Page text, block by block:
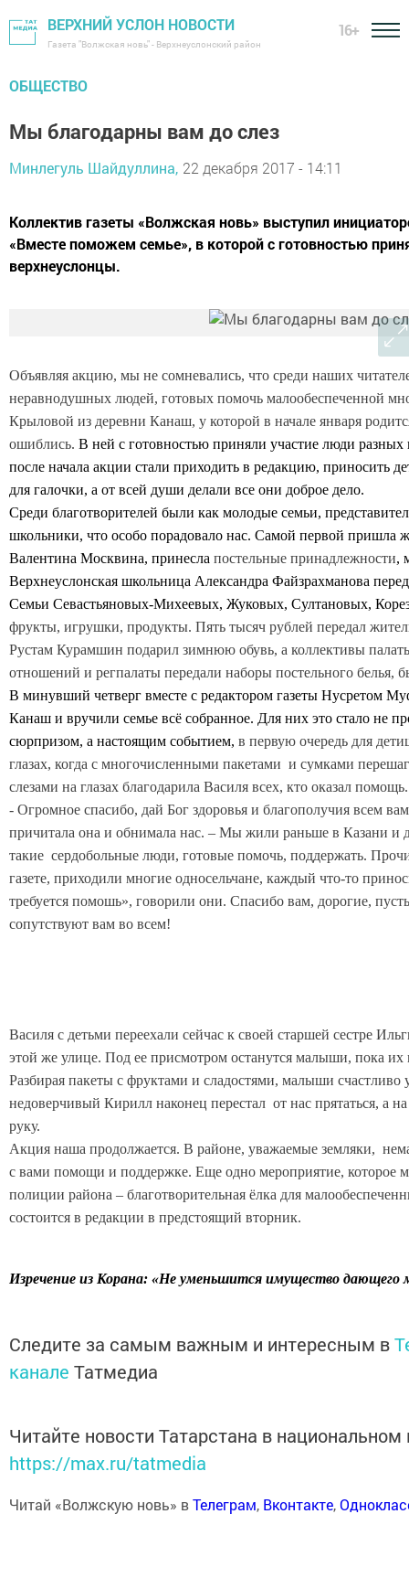
ВЕРХНИЙ УСЛОН НОВОСТИ
Газета "Волжская новь" - Верхнеуслонский район
16+
ОБЩЕСТВО
Мы благодарны вам до слез
Минлегуль Шайдуллина, 22 декабря 2017 - 14:11
Коллектив газеты «Волжская новь» выступил
«Вместе поможем семье», в которой с готовностью
верхнеуслонцы.
Объявляя акцию, мы не сомневались, что среди наших
неравнодушных людей, готовых помочь малообеспеченной
Крыловой из деревни Канаш, у которой в начале января
ошиблись. В ней с готовностью приняли участие люди
после начала акции стали приходить в редакцию, приносить
для галочки, а от всей души делали все они доброе дело.
Среди благотворителей были как молодые семьи,
школьники, что особо порадовало нас. Самой первой пришла
Валентина Москвина, принесла постельные принадлежности,
Верхнеуслонская школьница Александра Файзрахманова
Семьи Севастьяновых-Михеевых, Жуковых, Султановых,
фрукты, игрушки, продукты. Пять тысяч рублей передал
Рустам Курамшин подарил зимнюю обувь, а коллективы
отношений и регпалаты передали наборы постельного белья,
В минувший четверг вместе с редактором газеты Нусретом
Канаш и вручили семье всё собранное. Для них это стало не
сюрпризом, а настоящим событием, в первую очередь для
глазах, когда с многочисленными пакетами и сумками
слезами на глазах благодарила Василя всех, кто оказал помощь.
- Огромное спасибо, дай Бог здоровья и благополучия всем
причитала она и обнимала нас. – Мы жили раньше в Казани и
такие сердобольные люди, готовые помочь, поддержать.
газете, приходили многие односельчане, каждый что-то
требуется помошь», говорили они. Спасибо вам, дорогие,
сопутствуют вам во всем!
Василя с детьми переехали сейчас к своей старшей сестре
этой же улице. Под ее присмотром останутся малыши, пока их
Разбирая пакеты с фруктами и сладостями, малыши счастливо
недоверчивый Кирилл наконец перестал от нас прятаться, а
руку.
Акция наша продолжается. В районе, уважаемые земляки,
с вами помощи и поддержке. Еще одно мероприятие, которое
полиции района – благотворительная ёлка для
состоится в редакции в предстоящий вторник.
Изречение из Корана: «Не уменьшится имущество
Следите за самым важным и интересным в
канале Татмедиа
Читайте новости Татарстана в
https://max.ru/tatmedia
Читай «Волжскую новь» вТелеграм, Вконтакте,